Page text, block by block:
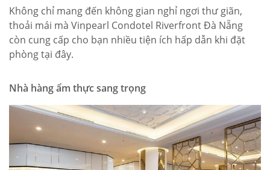
Không chỉ mang đến không gian nghỉ ngơi thư giãn,
thoải mái mà Vinpearl Condotel Riverfront Đà Nẵng
còn cung cấp cho bạn nhiều tiện ích hấp dẫn khi đặt
phòng tại đây.
Nhà hàng ẩm thực sang trọng